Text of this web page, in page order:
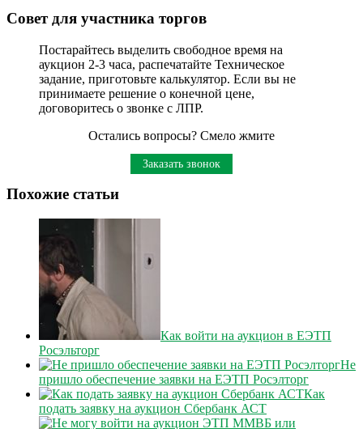
Совет для участника торгов
Постарайтесь выделить свободное время на
аукцион 2-3 часа, распечатайте Техническое
задание, приготовьте калькулятор. Если вы не
принимаете решение о конечной цене,
договоритесь о звонке с ЛПР.
Остались вопросы? Смело жмите
Заказать звонок
Похожие статьи
Как войти на аукцион в ЕЭТП
Росэльторг
Не
пришло обеспечение заявки на ЕЭТП Росэлторг
Как
подать заявку на аукцион Сбербанк АСТ